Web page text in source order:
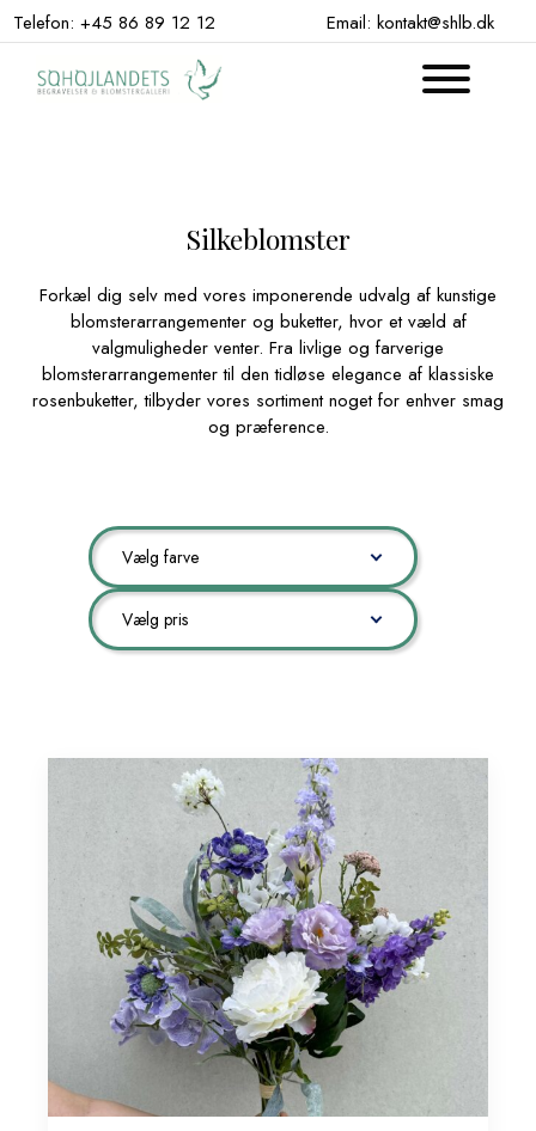
Hop
til Telefon: +45 86 89 12 12 Email: kontakt@shlb.dk
Silkeblomster
Forkæl dig selv med vores imponerende udvalg af kunstige
blomsterarrangementer og buketter, hvor et væld af
valgmuligheder venter. Fra livlige og farverige
blomsterarrangementer til den tidløse elegance af klassiske
rosenbuketter, tilbyder vores sortiment noget for enhver smag
og præference.
Vælg farve
Vælg pris